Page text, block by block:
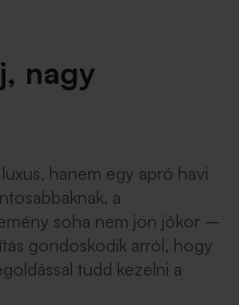
nagy
hanem egy apró havi
a
soha nem jön jókor –
gondoskodik arról, hogy
tudd kezelni a